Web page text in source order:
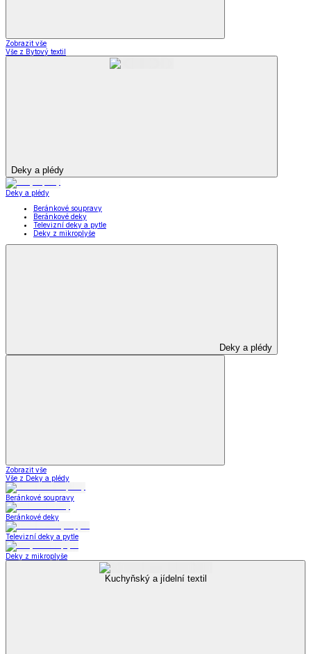
Zobrazit vše
Vše z Bytový textil
Deky a plédy
Deky a plédy
Beránkové soupravy
Beránkové deky
Televizní deky a pytle
Deky z mikroplyše
Deky a plédy
Zobrazit vše
Vše z Deky a plédy
Beránkové soupravy
Beránkové deky
Televizní deky a pytle
Deky z mikroplyše
Kuchyňský a jídelní textil